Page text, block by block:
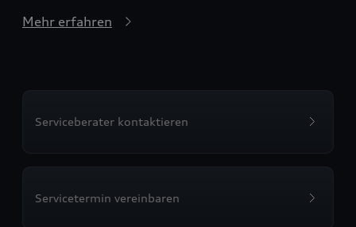
Mehr erfahren
Serviceberater kontaktieren
Servicetermin vereinbaren